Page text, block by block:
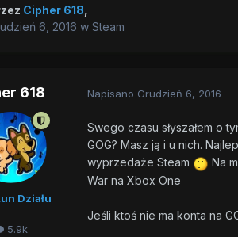
Cipher 618
6, 2016 w Steam
618
Działu
5.9k
Napisano Grudzień 6, 2016
Swego czasu słyszałem o
GOG? Masz ją i u nich.
wyprzedaże Steam
Na
War na Xbox One
Jeśli ktoś nie ma konta na